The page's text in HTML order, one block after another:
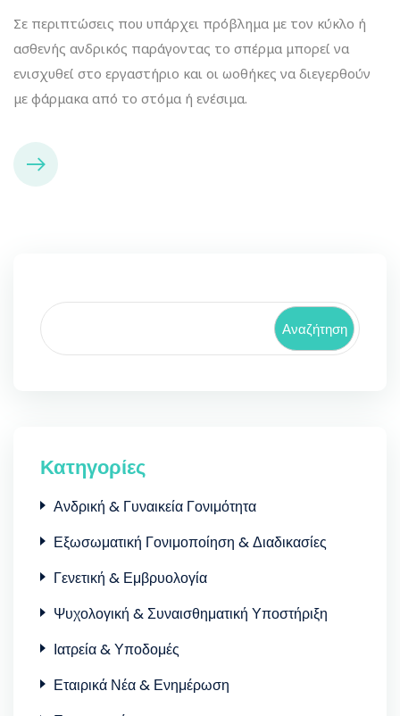
Σε περιπτώσεις που υπάρχει πρόβλημα με τον κύκλο ή
ασθενής ανδρικός παράγοντας το σπέρμα μπορεί να
ενισχυθεί στο εργαστήριο και οι ωοθήκες να διεγερθούν
με φάρμακα από το στόμα ή ενέσιμα.
Αναζήτηση
Κατηγορίες
Ανδρική & Γυναικεία Γονιμότητα
Εξωσωματική Γονιμοποίηση & Διαδικασίες
Γενετική & Εμβρυολογία
Ψυχολογική & Συναισθηματική Υποστήριξη
Ιατρεία & Υποδομές
Εταιρικά Νέα & Ενημέρωση